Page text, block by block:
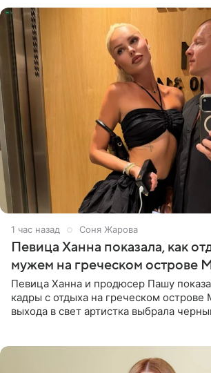
1 час назад Соня Жарова
Певица Ханна показала, как
мужем на греческом острове
Певица Ханна и продюсер Пашу
кадры с отдыха на греческом острове
выхода в свет артистка выбрала